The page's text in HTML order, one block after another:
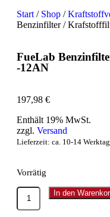
Start / Shop /
Benzinfilter /
FueLab
-12AN
197,98 €
Enthält 19% MwSt.
zzgl. Versand
Lieferzeit: ca. 10-14
Vorrätig
In den